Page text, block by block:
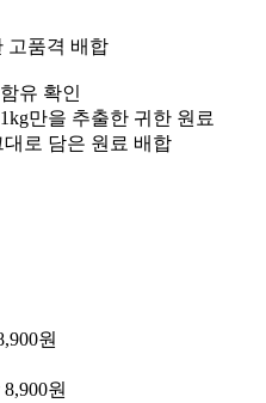
고품격 배합
유 확인
만을 추출한 귀한 원료
로 담은 원료 배합
원
원